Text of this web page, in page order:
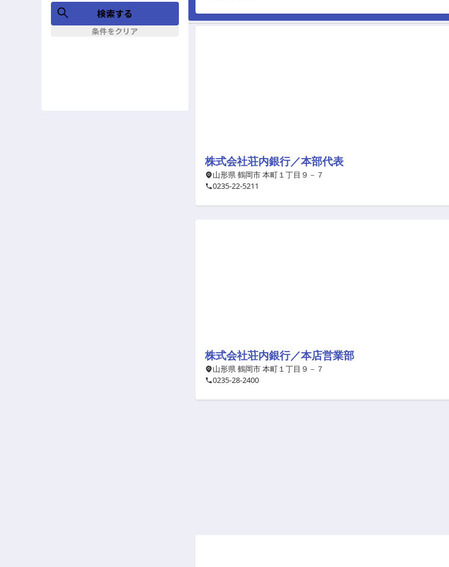
検索する
条件をクリア
株式会社荘内銀行／本部代表
山形県 鶴岡市 本町１丁目９－７
0235-22-5211
株式会社荘内銀行／本店営業部
山形県 鶴岡市 本町１丁目９－７
0235-28-2400